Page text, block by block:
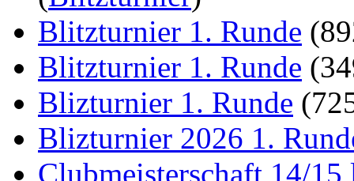
Blitzturnier 1. Runde
Blitzturnier 1. Runde
Blizturnier 1. Runde
Blizturnier 2026 1.
Clubmeisterschaft 14/15